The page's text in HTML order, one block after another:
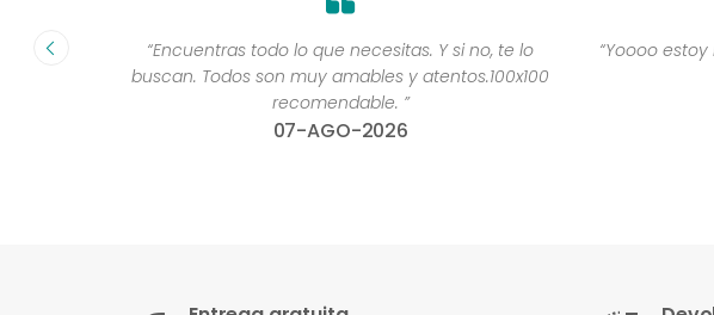
“Encuentras todo lo que necesitas. Y si no, te lo
buscan. Todos son muy amables y atentos.100x100
recomendable. ”
07-AGO-2026
“Yoooo estoy